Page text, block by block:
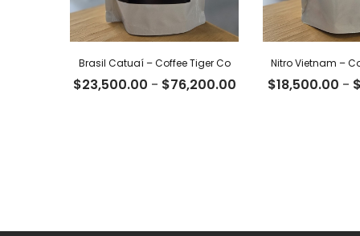
Brasil Catuaí – Coffee Tiger Co
$23,500.00 - $76,200.00Rango
Nitro Vietnam –
$18,500.00 -